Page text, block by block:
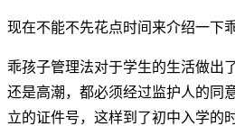
现在不能不先花点时间来介绍一下
乖孩子管理法对于学生的生活做出
还是高潮，都必须经过监护人的同
立的证件号，这样到了初中入学的